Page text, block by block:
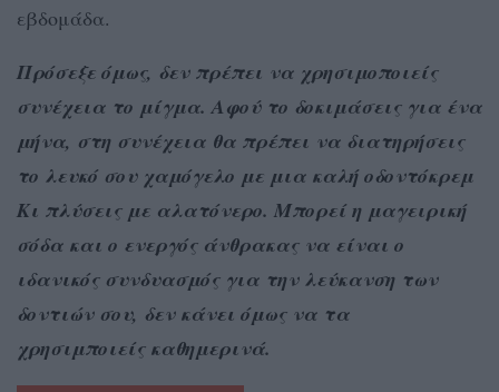
εβδομάδα.
Πρόσεξε όμως, δεν πρέπει να χρησιμοποιείς
συνέχεια το μίγμα. Αφού το δοκιμάσεις για ένα
μήνα, στη συνέχεια θα πρέπει να διατηρήσεις
το λευκό σου χαμόγελο με μια καλή οδοντόκρεμ
Κι πλύσεις με αλατόνερο. Μπορεί η μαγειρική
σόδα και ο ενεργός άνθρακας να είναι ο
ιδανικός συνδυασμός για την λεύκανση των
δοντιών σου, δεν κάνει όμως να τα
χρησιμποιείς καθημερινά.